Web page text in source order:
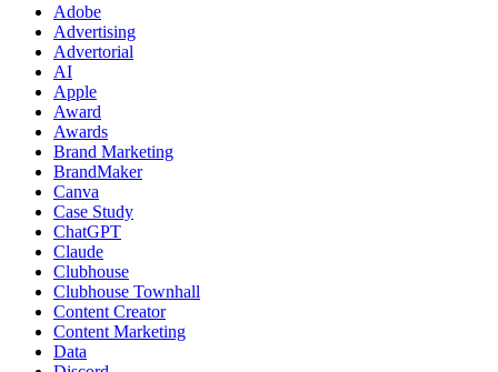
Adobe
Advertising
Advertorial
AI
Apple
Award
Awards
Brand Marketing
BrandMaker
Canva
Case Study
ChatGPT
Claude
Clubhouse
Clubhouse Townhall
Content Creator
Content Marketing
Data